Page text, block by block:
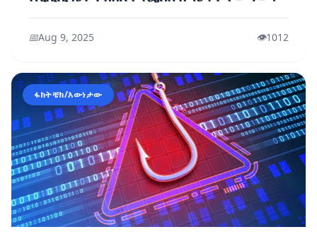
📅Aug 9, 2025 👁️1012
ፋክትቼክ/እውነታው